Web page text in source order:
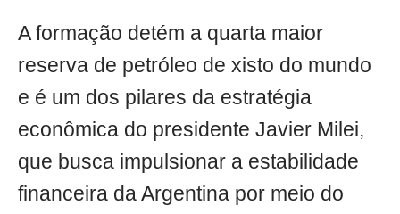
A formação detém a quarta maior
reserva de petróleo de xisto do mundo
e é um dos pilares da estratégia
econômica do presidente Javier Milei,
que busca impulsionar a estabilidade
financeira da Argentina por meio do